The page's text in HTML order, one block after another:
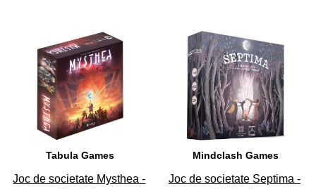
23
Tabula Games
Joc de societate Mysthea -
24
Mindclash Games
Joc de societate Septima -